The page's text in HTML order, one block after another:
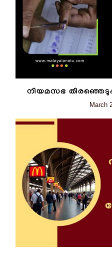
നിയമസഭ
March